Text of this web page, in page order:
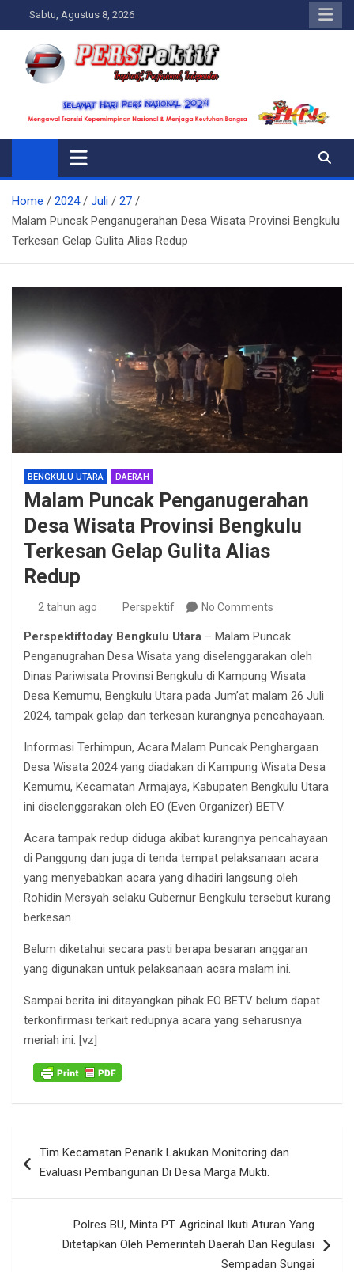
to
content
Sabtu, Agustus 8, 2026
Perspektif.today
Ispiratif Profesional Independen
Home 2024 Juli
27
Malam Puncak Penganugerahan Desa Wisata Provinsi Bengkulu
Terkesan Gelap Gulita Alias Redup
BENGKULU UTARA DAERAH
Malam Puncak Penganugerahan
Desa Wisata Provinsi Bengkulu
Terkesan Gelap Gulita Alias
Redup
2 tahun ago Perspektif No Comments
Perspektiftoday Bengkulu Utara – Malam Puncak
Penganugrahan Desa Wisata yang diselenggarakan oleh
Dinas Pariwisata Provinsi Bengkulu di Kampung Wisata
Desa Kemumu, Bengkulu Utara pada Jum’at malam 26 Juli
2024, tampak gelap dan terkesan kurangnya pencahayaan.
Informasi Terhimpun, Acara Malam Puncak Penghargaan
Desa Wisata 2024 yang diadakan di Kampung Wisata Desa
Kemumu, Kecamatan Armajaya, Kabupaten Bengkulu Utara
ini diselenggarakan oleh EO (Even Organizer) BETV.
Acara tampak redup diduga akibat kurangnya pencahayaan
di Panggung dan juga di tenda tempat pelaksanaan acara
yang menyebabkan acara yang dihadiri langsung oleh
Rohidin Mersyah selaku Gubernur Bengkulu tersebut kurang
berkesan.
Belum diketahui secara pasti berapa besaran anggaran
yang digunakan untuk pelaksanaan acara malam ini.
Sampai berita ini ditayangkan pihak EO BETV belum dapat
terkonfirmasi terkait redupnya acara yang seharusnya
meriah ini. [vz]
posTim Kecamatan Penarik Lakukan Monitoring dan
Evaluasi Pembangunan Di Desa Marga Mukti.
Polres BU, Minta PT. Agricinal Ikuti Aturan Yang
Ditetapkan Oleh Pemerintah Daerah Dan Regulasi
Sempadan Sungai